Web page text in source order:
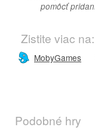
pomôcť
Zistite viac na:
MobyGames
Podobné hry